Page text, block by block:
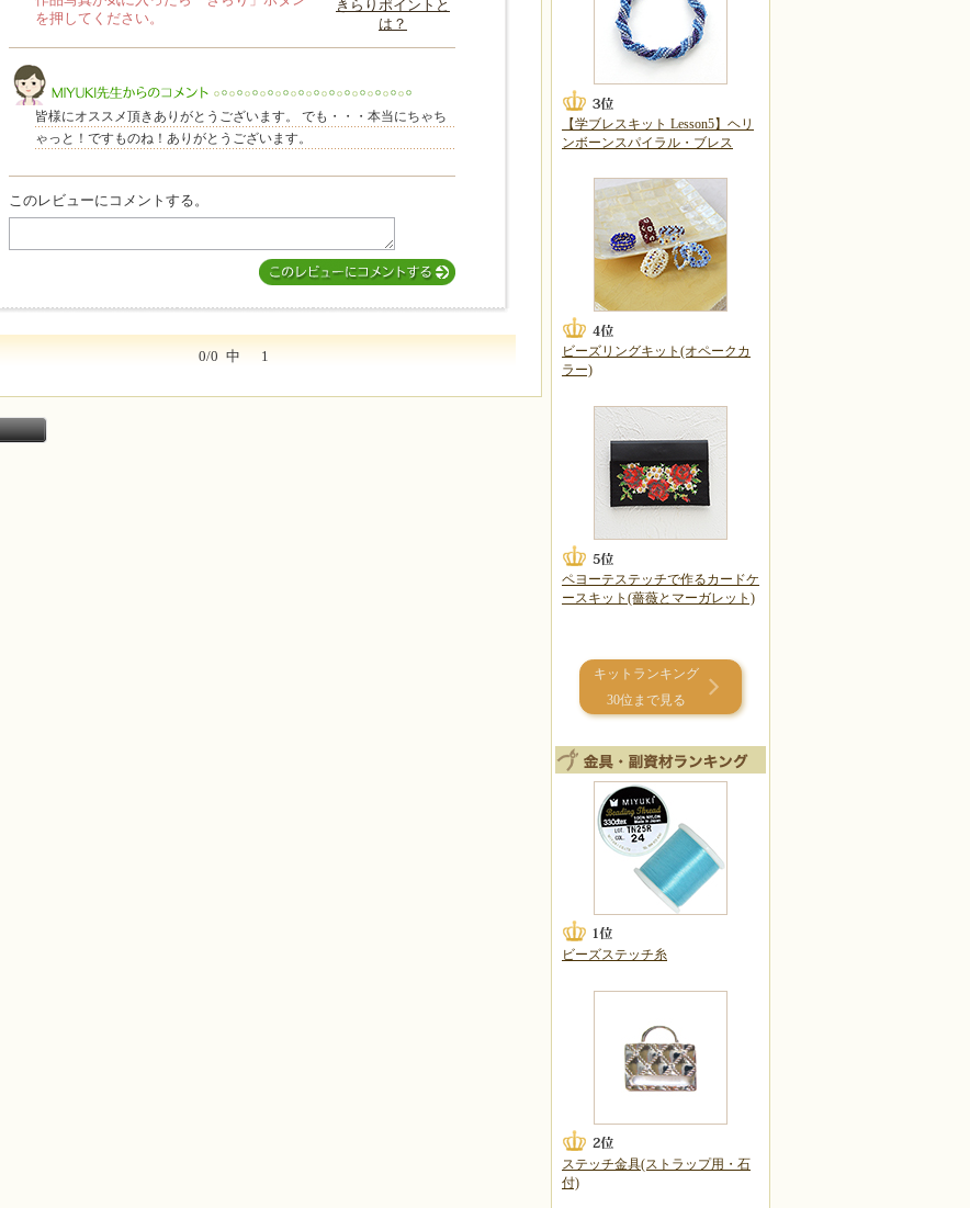
このレビューは参考になりましたか？
を押してください。
きらりポイントと
は？
皆様にオススメ頂きありがとうございます。 でも・・・本当にちゃち
ゃっと！ですものね！ありがとうございます。
このレビューにコメントする。
0/0 中 1
【学ブレスキット Lesson5】ヘリ
ンボーンスパイラル・ブレス
ビーズリングキット(オペークカ
ラー)
ペヨーテステッチで作るカードケ
ースキット(薔薇とマーガレット)
キットランキング
30位まで見る
ビーズステッチ糸
ステッチ金具(ストラップ用・石
付)